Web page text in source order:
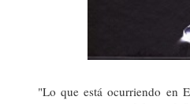
"Lo que está ocurriendo en